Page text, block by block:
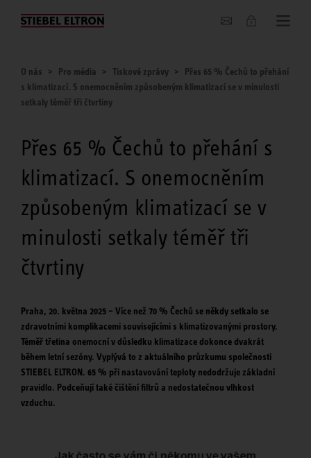
O nás
O nás Pro média Tiskové zprávy
Přes 65 % Čechů to přehání
s klimatizací. S onemocněním způsobeným klimatizací se v minulosti
setkaly téměř tři čtvrtiny
Přes 65 % Čechů to přehání s
klimatizací. S onemocněním
způsobeným klimatizací se v
minulosti setkaly téměř tři
čtvrtiny
Praha, 20. května 2025 – Více než 70 % Čechů se někdy setkalo se
zdravotními komplikacemi souvisejícími s klimatizovanými prostory.
Téměř třetina onemocní v důsledku klimatizace dokonce dvakrát
během letní sezóny. Vyplývá to z aktuálního průzkumu společnosti
STIEBEL ELTRON. 65 % při nastavování teploty nedodržuje základní
pravidlo. Podceňují také čištění filtrů a nedostatečnou vlhkost
vzduchu.